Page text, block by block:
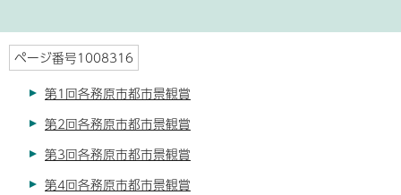
ページ番号1008316
第1回各務原市都市景観賞
第2回各務原市都市景観賞
第3回各務原市都市景観賞
第4回各務原市都市景観賞